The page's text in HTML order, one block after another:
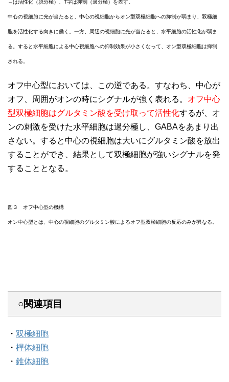
→は活性化（脱分極）、T字は抑制（過分極）を表す。
中心の視細胞に光が当たると、中心の視細胞からオン型双極細胞への抑制が弱まり、双極細
胞を活性化する向きに働く。一方、周辺の視細胞に光が当たると、水平細胞の活性化が弱ま
る。すると水平細胞による中心視細胞への抑制効果が小さくなって、オン型双極細胞は抑制
される。
オフ中心型においては、この逆である。すなわち、中心が
オフ、周囲がオンの時にシグナルが強く表れる。 オフ中心
型双極細胞はグルタミン酸を受け取って活性化するが、オ
ンの刺激を受けた水平細胞は過分極し、GABAをあまり出
さない。すると中心の視細胞は大いにグルタミン酸を放出
することができ、結果として双極細胞が強いシグナルを発
することとなる。
図３ オフ中心型の機構
オン中心型とは、中心の視細胞のグルタミン酸によるオフ型双極細胞の反応のみが異なる。
○関連項目
・ 双極細胞
・ 桿体細胞
・ 錐体細胞